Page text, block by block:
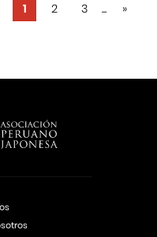
1 2 3 ... »